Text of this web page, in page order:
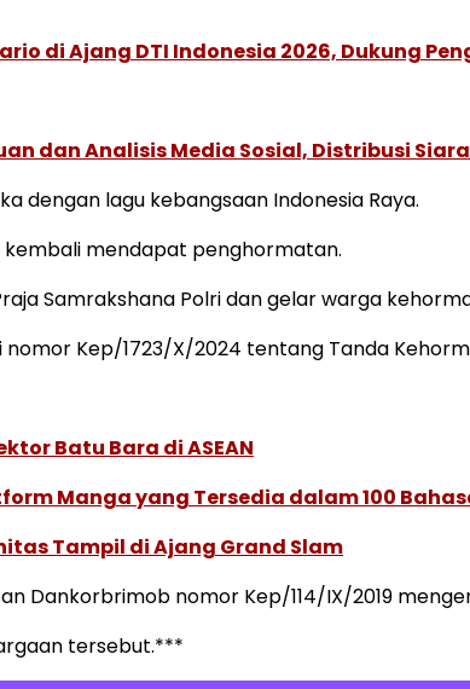
di Ajang DTI Indonesia 2026, Dukung
dan Analisis Media Sosial, Distribusi
dengan lagu kebangsaan Indonesia Raya.
mendapat penghormatan.
Samrakshana Polri dan gelar warga
Kep/1723/X/2024 tentang Tanda
Batu Bara di ASEAN
Manga yang Tersedia dalam 100
Tampil di Ajang Grand Slam
Dankorbrimob nomor Kep/114/IX/2019
tersebut.***